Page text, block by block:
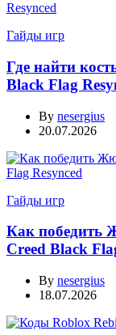
Гайды игр
Где найти
Black Flag
By nesergius
20.07.2026
Гайды игр
Как победить
Creed Black
By nesergius
18.07.2026